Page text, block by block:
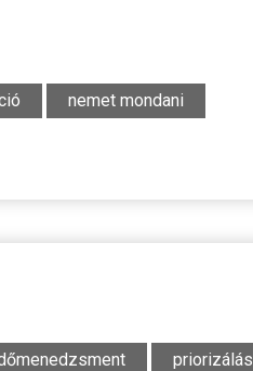
nemet mondani
priorizálás